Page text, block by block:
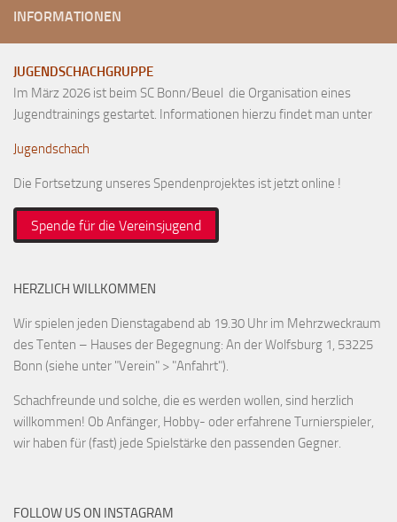
Datenschutzordnung
En passant
BKV
Ausschreibungen
Links
INFORMATIONEN
JUGENDSCHACHGRUPPE
Im März 2026 ist beim SC Bonn/Beuel die Organisation eines
Jugendtrainings gestartet. Informationen hierzu findet man unter
Jugendschach
Die Fortsetzung unseres Spendenprojektes ist jetzt online !
Spende für die Vereinsjugend
HERZLICH WILLKOMMEN
Wir spielen jeden Dienstagabend ab 19.30 Uhr im Mehrzweckraum
des Tenten – Hauses der Begegnung: An der Wolfsburg 1, 53225
Bonn (siehe unter "Verein" > "Anfahrt").
Schachfreunde und solche, die es werden wollen, sind herzlich
willkommen! Ob Anfänger, Hobby- oder erfahrene Turnierspieler,
wir haben für (fast) jede Spielstärke den passenden Gegner.
FOLLOW US ON INSTAGRAM